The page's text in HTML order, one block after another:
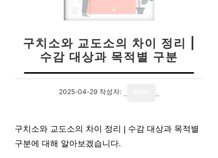
구치소와 교도소의 차이 정리 |
수감 대상과 목적별 구분
2025-04-29 작성자:
구치소와 교도소의 차이 정리 | 수감 대상과 목적별
구분에 대해 알아보겠습니다.